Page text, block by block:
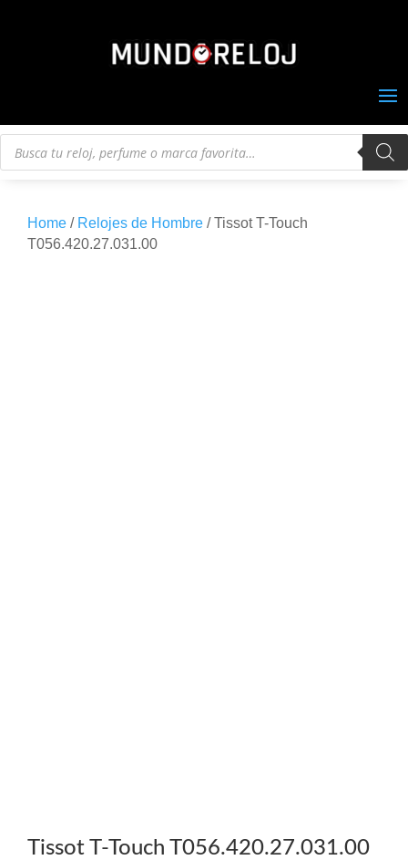
Búsqueda
Home / Relojes de Hombre / Tissot T-Touch
T056.420.27.031.00
Tissot T-Touch T056.420.27.031.00